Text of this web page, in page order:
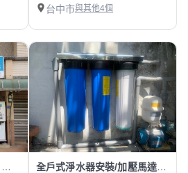
台中市與其他4個
全戶式淨水器安裝/加壓馬達施作